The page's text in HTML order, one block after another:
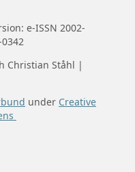
e-ISSN 2002-
Christian Ståhl |
under Creative